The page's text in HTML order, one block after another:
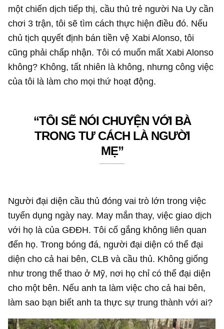
một chiến dịch tiếp thị, cầu thủ trẻ người Na Uy cần
chơi 3 trận, tôi sẽ tìm cách thực hiện điều đó. Nếu
chủ tịch quyết định bán tiền vệ Xabi Alonso, tôi
cũng phải chấp nhận. Tôi có muốn mất Xabi Alonso
không? Không, tất nhiên là không, nhưng công việc
của tôi là làm cho mọi thứ hoạt động.
“TÔI SẼ NÓI CHUYỆN VỚI BÀ
TRONG TƯ CÁCH LÀ NGƯỜI
MẸ”
Người đại diện cầu thủ đóng vai trò lớn trong việc
tuyển dụng ngày nay. May mắn thay, việc giao dịch
với họ là của GĐĐH. Tôi cố gắng không liên quan
đến họ. Trong bóng đá, người đại diện có thể đại
diện cho cả hai bên, CLB và cầu thủ. Không giống
như trong thể thao ở Mỹ, nơi họ chỉ có thể đại diện
cho một bên. Nếu anh ta làm việc cho cả hai bên,
làm sao bạn biết anh ta thực sự trung thành với ai?